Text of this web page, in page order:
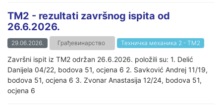
TM2 - rezultati završnog ispita od
26.6.2026.
29.06.2026. Грађевинарство Техничка механика 2 - ТМ2
Završni ispit iz TM2 održan 26.6.2026. položili su: 1. Delić
Danijela 04/22, bodova 51, ocjena 6 2. Savković Andrej 11/19,
bodova 51, ocjena 6 3. Zvonar Anastasija 12/24, bodova 51,
ocjena 6